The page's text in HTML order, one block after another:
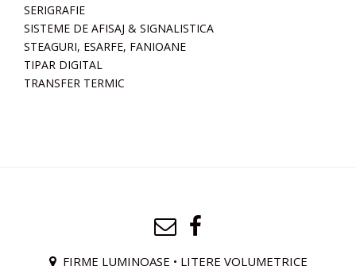
SERIGRAFIE
SISTEME DE AFISAJ & SIGNALISTICA
STEAGURI, ESARFE, FANIOANE
TIPAR DIGITAL
TRANSFER TERMIC
FIRME LUMINOASE • LITERE VOLUMETRICE